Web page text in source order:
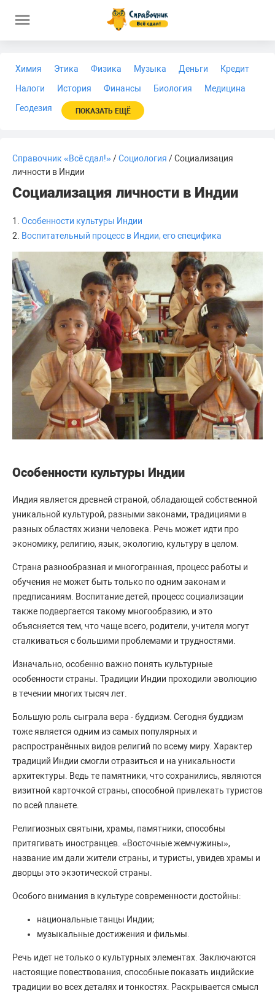
Химия Этика Физика Музыка Деньги
Кредит
Налоги
История Финансы Биология
Медицина
Геодезия
ПОКАЗАТЬ ЕЩЁ
Справочник «Всё сдал!»/Социология / Социализация
личности в Индии
Социализация личности в Индии
1. Особенности культуры Индии
2.
Воспитательный процесс в Индии, его специфика
Особенности культуры Индии
Индия является древней страной, обладающей собственной
уникальной культурой, разными законами, традициями в
разных областях жизни человека. Речь может идти про
экономику, религию, язык, экологию, культуру в целом.
Страна разнообразная и многогранная, процесс работы и
обучения не может быть только по одним законам и
предписаниям. Воспитание детей, процесс социализации
также подвергается такому многообразию, и это
объясняется тем, что чаще всего, родители, учителя могут
сталкиваться с большими проблемами и трудностями.
Изначально, особенно важно понять культурные
особенности страны. Традиции Индии проходили эволюцию
в течении многих тысяч лет.
Большую роль сыграла вера - буддизм. Сегодня буддизм
тоже является одним из самых популярных и
распространённых видов религий по всему миру. Характер
традиций Индии смогли отразиться и на уникальности
архитектуры. Ведь те памятники, что сохранились, являются
визитной карточкой страны, способной привлекать туристов
по всей планете.
Религиозных святыни, храмы, памятники, способны
притягивать иностранцев. «Восточные жемчужины»,
название им дали жители страны, и туристы, увидев храмы и
дворцы это экзотической страны.
Особого внимания в культуре современности достойны:
национальные танцы Индии;
музыкальные достижения и фильмы.
Речь идет не только о культурных элементах. Заключаются
настоящие повествования, способные показать индийские
традиции во всех деталях и тонкостях. Раскрывается смысл